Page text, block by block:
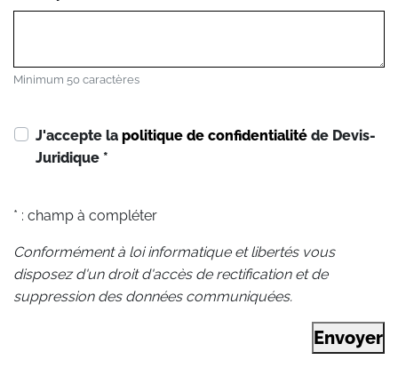
Minimum 50 caractères
J'accepte la politique de confidentialité de Devis-
Juridique *
* : champ à compléter
Conformément à loi informatique et libertés vous
disposez d'un droit d'accès de rectification et de
suppression des données communiquées.
Envoyer